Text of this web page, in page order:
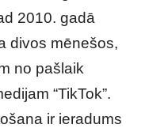
2010. gadā
divos mēnešos,
no pašlaik
“TikTok”.
ir ieradums